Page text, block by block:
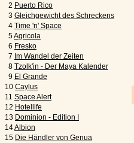
2 Puerto Rico
3 Gleichgewicht des Schreckens
4 Time 'n' Space
5Agricola
6 Fresko
7 Im Wandel der Zeiten
8 Tzolk'in - Der Maya Kalender
9 El Grande
10 Caylus
11 Space Alert
12 Hotellife
13 Dominion - Edition I
14Albion
15 Die Händler von Genua